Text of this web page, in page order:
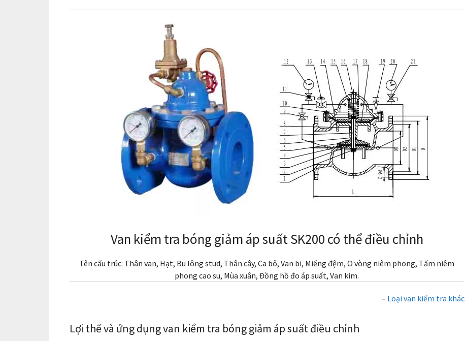
Van kiểm tra bóng giảm áp suất SK200 có thể điều chỉnh
Tên cấu trúc: Thân van, Hạt, Bu lông stud, Thân cây, Ca bô, Van bi, Miếng đệm, O vòng niêm phong, Tấm niêm
phong cao su, Mùa xuân, Đồng hồ đo áp suất, Van kim.
– Loại van kiểm tra khác
Lợi thế và ứng dụng van kiểm tra bóng giảm áp suất điều chỉnh